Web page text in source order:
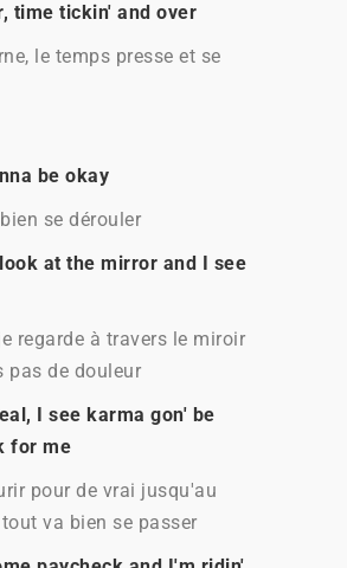
time tickin' and over
le temps presse et se
be okay
se dérouler
at the mirror and I see
regarde à travers le miroir
pas de douleur
I see karma gon' be
for me
pour de vrai jusqu'au
va bien se passer